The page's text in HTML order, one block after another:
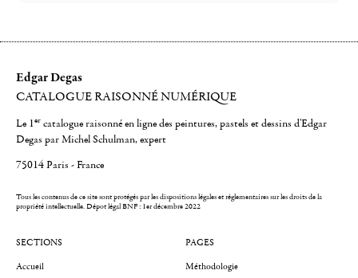
Edgar Degas
CATALOGUE RAISONNÉ NUMÉRIQUE
Le 1er catalogue raisonné en ligne des peintures, pastels et dessins d'Edgar
Degas par Michel Schulman, expert
75014 Paris - France
Tous les contenus de ce site sont protégés par les dispositions légales et réglementaires sur les droits de la
propriété intellectuelle.Dépot légal BNF : 1er décembre 2022
SECTIONS
Accueil
PAGES
Méthodologie